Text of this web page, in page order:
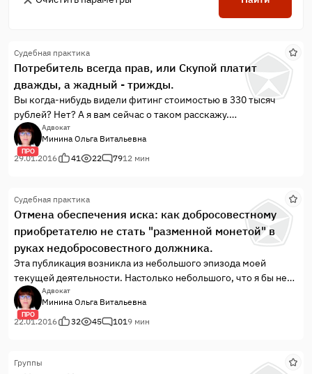
Судебная практика
Потребитель всегда прав, или Скупой платит
дважды, а жадный - трижды.
Вы когда-нибудь видели фитинг стоимостью в 330 тысяч
рублей? Нет? А я вам сейчас о таком расскажу.
Моя доверительница является собственником квартиры. По
вине застройщика, из-за разрушения фитингового
соединения для металлопластиковых труб в месте
Факт разрушения данного соединения зафиксирован в акте,
составленном управляющей компанией. В результате залива
были затоплены горячей водой ванная комната, туалет,
детская комната, спальня и зал.
ПРО
Адвокат
Минина Ольга Витальевна
29.01.2016
41 22 7912 мин
Судебная практика
Отмена обеспечения иска: как добросовестному
приобретателю не стать "разменной монетой" в
руках недобросовестного должника.
Эта публикация возникла из небольшого эпизода моей
текущей деятельности. Настолько небольшого, что я бы не
обратила на него ваше внимание, если бы не одно «но».
ПРО
Адвокат
Минина Ольга Витальевна
22.01.2016
32 45 1019 мин
Группы